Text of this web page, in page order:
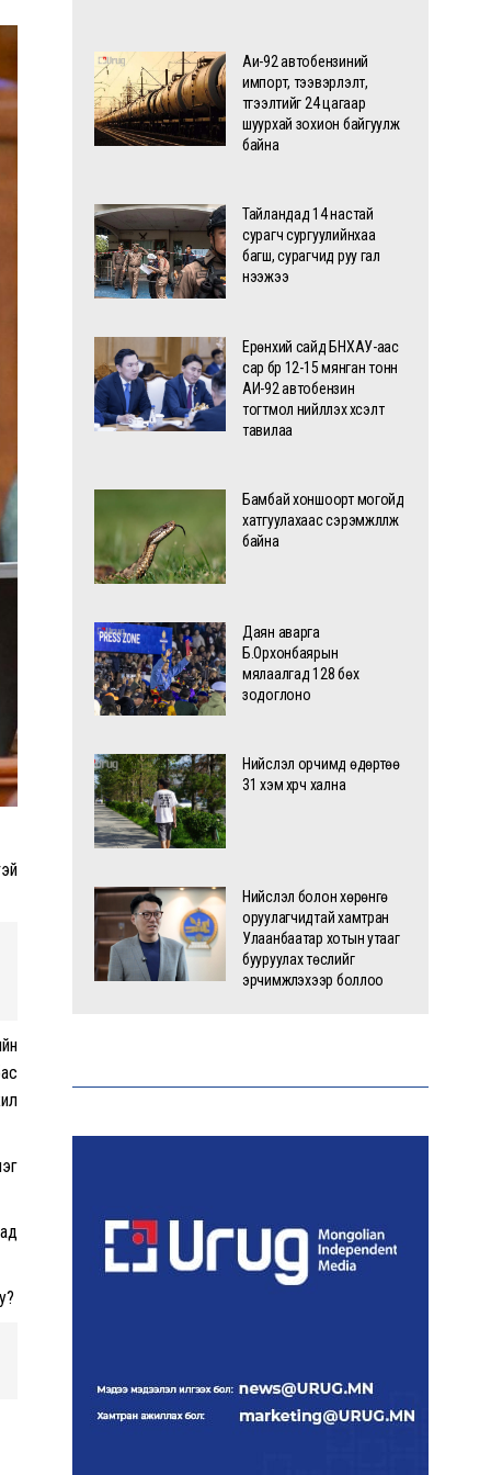
Аи-92 автобензиний
импорт, тээвэрлэлт,
түгээлтийг 24 цагаар
шуурхай зохион байгуулж
байна
Тайландад 14 настай
сурагч сургуулийнхаа
багш, сурагчид руу гал
нээжээ
Ерөнхий сайд БНХАУ-аас
сар бүр 12-15 мянган тонн
АИ-92 автобензин
тогтмол нийлүүлэх хүсэлт
тавилаа
Бамбай хоншоорт могойд
хатгуулахаас сэрэмжлүүлж
байна
Даян аварга
Б.Орхонбаярын
мялаалгад 128 бөх
зодоглоно
Нийслэл орчимд өдөртөө
31 хэм хүрч хална
Нийслэл болон хөрөнгө
оруулагчидтай хамтран
Улаанбаатар хотын утааг
бууруулах төслийг
эрчимжүүлэхээр боллоо
бүртгэл өмнөх оноос 1.3
хайрхны төрийн тахилгад
оролцлоо
хүргэлээ